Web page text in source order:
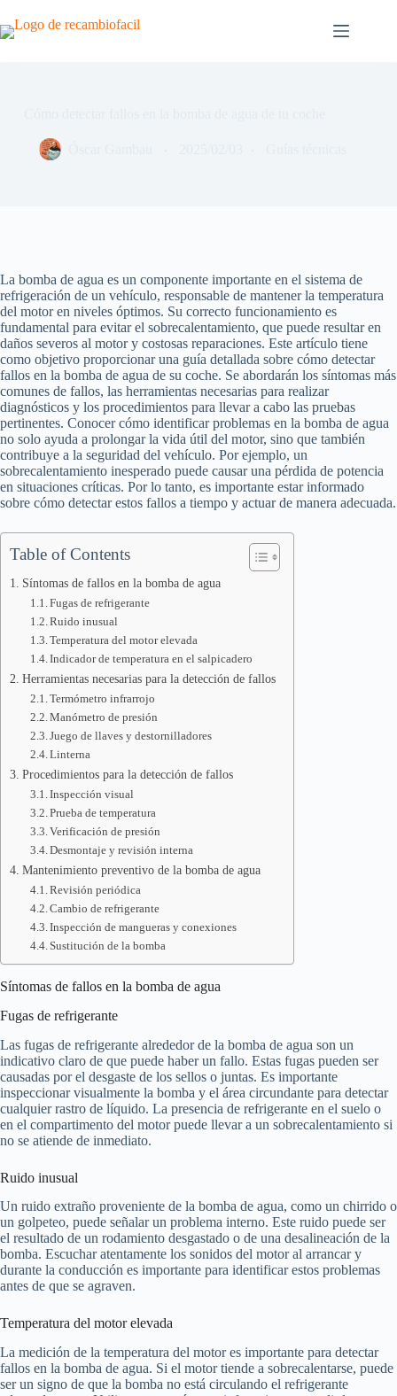
al
contenido
La bomba de agua es un componente importante en el sistema de
refrigeración de un vehículo, responsable de mantener la temperatura
del motor en niveles óptimos. Su correcto funcionamiento es
fundamental para evitar el sobrecalentamiento, que puede resultar en
daños severos al motor y costosas reparaciones. Este artículo tiene
como objetivo proporcionar una guía detallada sobre cómo detectar
fallos en la bomba de agua de su coche. Se abordarán los síntomas más
comunes de fallos, las herramientas necesarias para realizar
diagnósticos y los procedimientos para llevar a cabo las pruebas
pertinentes. Conocer cómo identificar problemas en la bomba de agua
no solo ayuda a prolongar la vida útil del motor, sino que también
contribuye a la seguridad del vehículo. Por ejemplo, un
sobrecalentamiento inesperado puede causar una pérdida de potencia
en situaciones críticas. Por lo tanto, es importante estar informado
sobre cómo detectar estos fallos a tiempo y actuar de manera adecuada.
Table of Contents
Síntomas de fallos en la bomba de agua
Fugas de refrigerante
Ruido inusual
Temperatura del motor elevada
Indicador de temperatura en el salpicadero
Herramientas necesarias para la detección de fallos
Termómetro infrarrojo
Manómetro de presión
Juego de llaves y destornilladores
Linterna
Procedimientos para la detección de fallos
Inspección visual
Prueba de temperatura
Verificación de presión
Desmontaje y revisión interna
Mantenimiento preventivo de la bomba de agua
Revisión periódica
Cambio de refrigerante
Inspección de mangueras y conexiones
Sustitución de la bomba
Síntomas de fallos en la bomba de agua
Fugas de refrigerante
Las fugas de refrigerante alrededor de la bomba de agua son un
indicativo claro de que puede haber un fallo. Estas fugas pueden ser
causadas por el desgaste de los sellos o juntas. Es importante
inspeccionar visualmente la bomba y el área circundante para detectar
cualquier rastro de líquido. La presencia de refrigerante en el suelo o
en el compartimento del motor puede llevar a un sobrecalentamiento si
no se atiende de inmediato.
Ruido inusual
Un ruido extraño proveniente de la bomba de agua, como un chirrido o
un golpeteo, puede señalar un problema interno. Este ruido puede ser
el resultado de un rodamiento desgastado o de una desalineación de la
bomba. Escuchar atentamente los sonidos del motor al arrancar y
durante la conducción es importante para identificar estos problemas
antes de que se agraven.
Temperatura del motor elevada
La medición de la temperatura del motor es importante para detectar
fallos en la bomba de agua. Si el motor tiende a sobrecalentarse, puede
ser un signo de que la bomba no está circulando el refrigerante